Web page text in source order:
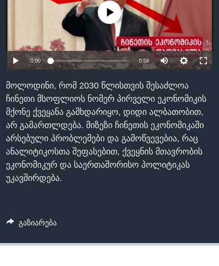
ᲡᲢᲣᲓᲘᲐ ᲕᲐᲨᲘᲜᲒᲢᲝᲜᲘ
ᲯᲐᲜᲛᲠᲗᲔᲚᲝᲑᲐ
ᲛᲔᲪᲜᲘᲔᲠᲔᲑᲐ
ᲘᲜᲢᲔᲠᲕᲘᲣ
ᲙᲣᲚᲢᲣᲠᲐ
ᲒᲐᲚᲘᲚᲔᲝ
ᲓᲔᲖᲘᲜᲤᲝᲠᲛᲐᲪᲘᲐ
Learning English
ᲗᲕᲐᲚᲘ ᲒᲕᲐᲓᲔᲕᲜᲔᲗ
ენები
No media source currently available
0:00 0:56
მოლოდინი, რომ 2030 წლისთვის შესაძლოა
ჩინეთი მსოფლიოს ნომერ პირველი ეკონომიკის
მქონე ქვეყანა გამხდარიყო, დიდი ალბათობით,
არ გამართლდება. მიზეზი ჩინეთის ეკონომიკაში
არსებული პრობლემები და გამოწვევებია, რაც
ანალიტიკოსთა შეფასებით, ქვეყნის მთავრობის
ეკონომიკურ და საერთაშორისო პოლიტიკას
უკავშირდება.
გაზიარება